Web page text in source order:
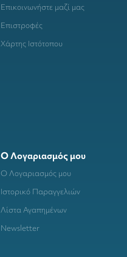
Επικοινωνήστε μαζί μας
Επιστροφές
Χάρτης Ιστότοπου
Ο Λογαριασμός μου
Ο Λογαριασμός μου
Ιστορικό Παραγγελιών
Λίστα Αγαπημένων
Newsletter